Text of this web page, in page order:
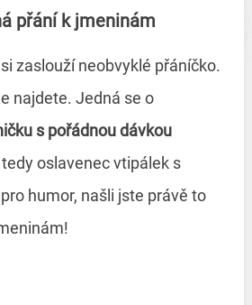
přání k jmeninám
zaslouží neobvyklé přáníčko.
najdete. Jedná se o
s pořádnou dávkou
oslavenec vtipálek s
humor, našli jste právě to